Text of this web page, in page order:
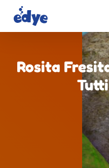
main
Rosita